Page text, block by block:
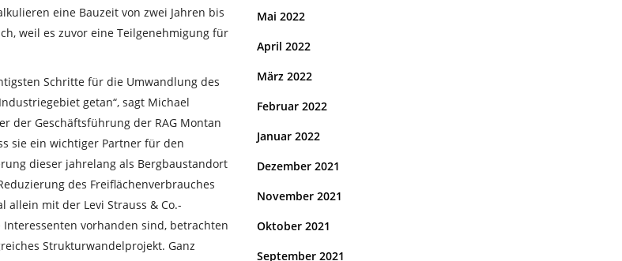
eine Bauzeit von zwei Jahren bis
weil es zuvor eine Teilgenehmigung für
Schritte für die Umwandlung des
getan“, sagt Michael
der Geschäftsführung der RAG Montan
sie ein wichtiger Partner für den
dieser jahrelang als Bergbaustandort
des Freiflächenverbrauches
allein mit der Levi Strauss & Co.-
vorhanden sind, betrachten
Strukturwandelprojekt. Ganz
Mai 2022
April 2022
März 2022
Februar 2022
Januar 2022
Dezember 2021
November 2021
Oktober 2021
September 2021